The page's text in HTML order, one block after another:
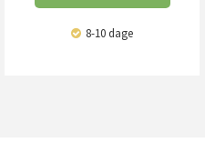
8-10 dage